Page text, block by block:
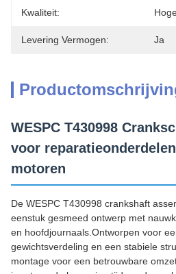
Kwaliteit:
Levering Vermogen: Ja
WESPC T430998
voor
motoren
De WESPC T430998 crankshaft
eenstuk gesmeed ontwerp met
en hoofdjournaals.Ontworpen voor
gewichtsverdeling en een stabiele
montage voor een betrouwbare